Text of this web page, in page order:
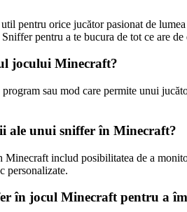
pentru orice jucător pasionat de
pentru a te bucura de tot ce are de
jocului Minecraft?
sau mod care permite unui
ale unui sniffer în Minecraft?
includ posibilitatea de a
personalizate.
în jocul Minecraft pentru a